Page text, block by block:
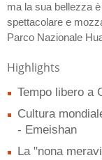
ma la sua bellezza
spettacolare e
Parco Nazionale
Highlights
Tempo libero a
Cultura
- Emeishan
La "nona